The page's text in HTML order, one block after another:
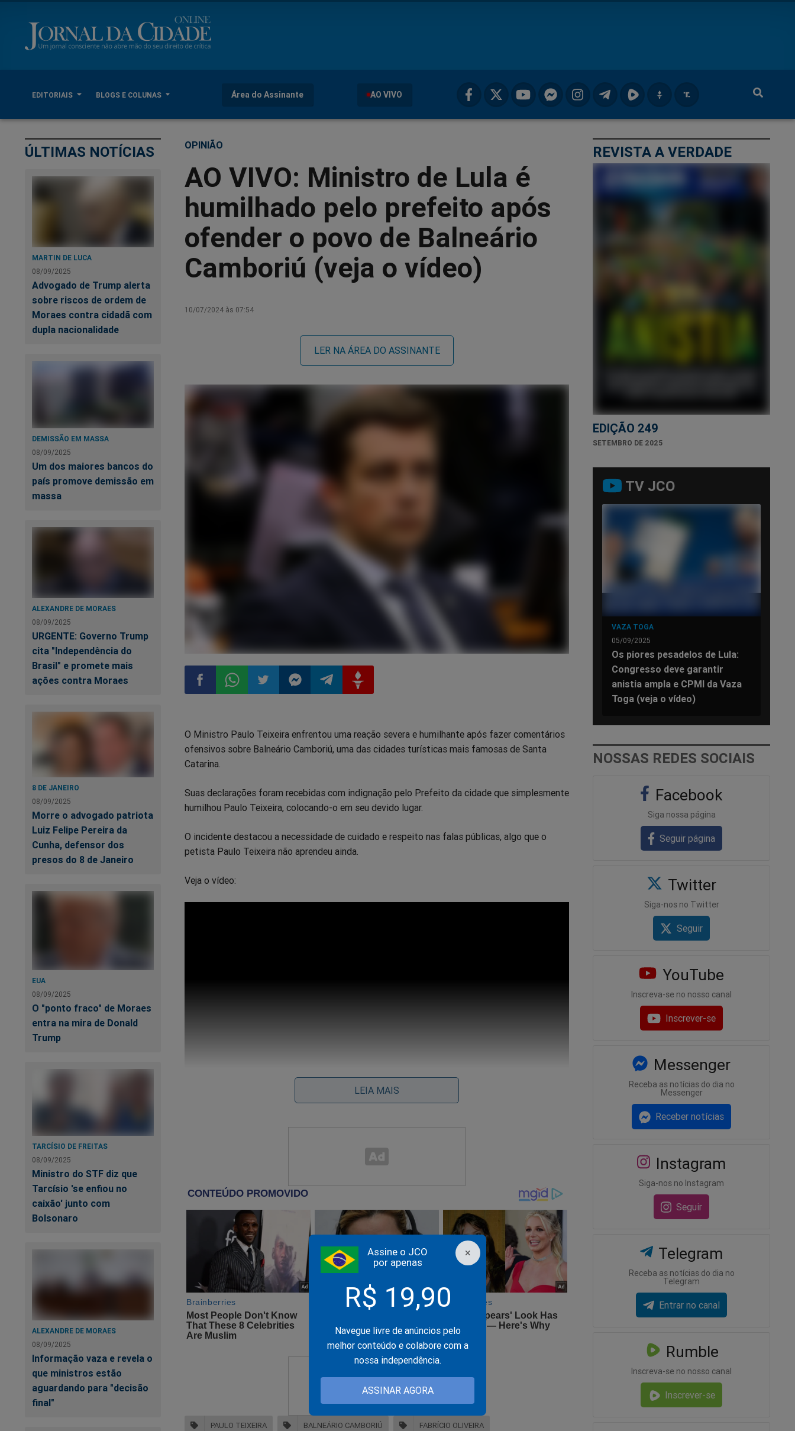
EDITORIAIS BLOGS E COLUNAS Área do Assinante AO VIVO
×
Assine o JCO
por apenas
R$ 19,90
Navegue livre de anúncios pelo
melhor conteúdo e colabore com a
nossa independência.
ASSINAR AGORA
ÚLTIMAS NOTÍCIAS
MARTIN DE LUCA
08/09/2025
Advogado de Trump alerta
sobre riscos de ordem de
Moraes contra cidadã com
dupla nacionalidade
DEMISSÃO EM MASSA
08/09/2025
Um dos maiores bancos do
país promove demissão em
massa
ALEXANDRE DE MORAES
08/09/2025
URGENTE: Governo Trump
cita "Independência do
Brasil" e promete mais
ações contra Moraes
8 DE JANEIRO
08/09/2025
Morre o advogado patriota
Luiz Felipe Pereira da
Cunha, defensor dos
presos do 8 de Janeiro
EUA
08/09/2025
O "ponto fraco" de Moraes
entra na mira de Donald
Trump
TARCÍSIO DE FREITAS
08/09/2025
Ministro do STF diz que
Tarcísio 'se enfiou no
caixão' junto com
Bolsonaro
ALEXANDRE DE MORAES
08/09/2025
Informação vaza e revela o
que ministros estão
aguardando para "decisão
final"
OPINIÃO
AO VIVO: Ministro de Lula é
humilhado pelo prefeito após
ofender o povo de Balneário
Camboriú (veja o vídeo)
10/07/2024 às 07:54
LER NA ÁREA DO ASSINANTE
no
Facebook
no
Whatsapp
no
no
no
no
O Ministro Paulo Teixeira enfrentou uma reação severa e humilhante após fazer comentários
ofensivos sobre Balneário Camboriú, uma das cidades turísticas mais famosas de Santa
Catarina.
Suas declarações foram recebidas com indignação pelo Prefeito da cidade que simplesmente
humilhou Paulo Teixeira, colocando-o em seu devido lugar.
O incidente destacou a necessidade de cuidado e respeito nas falas públicas, algo que o
petista Paulo Teixeira não aprendeu ainda.
Veja o vídeo:
LEIA MAIS
PAULO TEIXEIRA BALNEÁRIO CAMBORIÚ FABRÍCIO OLIVEIRA
REVISTA A VERDADE
EDIÇÃO 249
SETEMBRO DE 2025
TV JCO
VAZA TOGA
05/09/2025
Os piores pesadelos de Lula:
Congresso deve garantir
anistia ampla e CPMI da Vaza
Toga (veja o vídeo)
NOSSAS REDES SOCIAIS
Facebook
Siga nossa página
Seguir página
Twitter
Siga-nos no Twitter
Seguir
YouTube
Inscreva-se no nosso canal
Inscrever-se
Messenger
Receba as notícias do dia no
Messenger
Receber notícias
Instagram
Siga-nos no Instagram
Seguir
Telegram
Receba as notícias do dia no
Telegram
Entrar no canal
Rumble
Inscreva-se no nosso canal
Inscrever-se